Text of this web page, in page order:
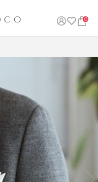
0